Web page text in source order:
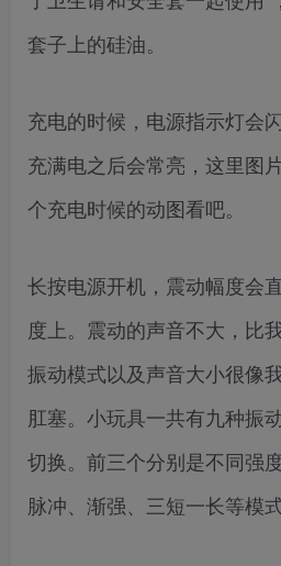
套子上的硅油。
充电的时候，电源指示灯会
充满电之后会常亮，这里图
个充电时候的动图看吧。
长按电源开机，震动幅度会
度上。震动的声音不大，比
振动模式以及声音大小很像
肛塞。小玩具一共有九种振
切换。前三个分别是不同强
脉冲、渐强、三短一长等模